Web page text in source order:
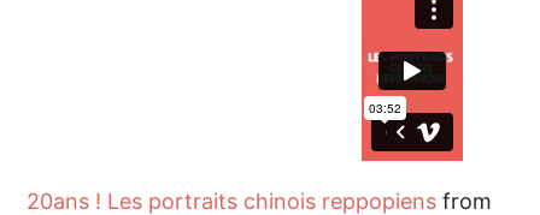
20ans ! Les portraits chinois reppopiens from